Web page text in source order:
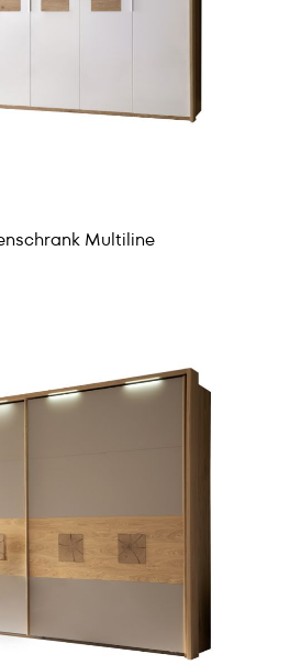
Multiline